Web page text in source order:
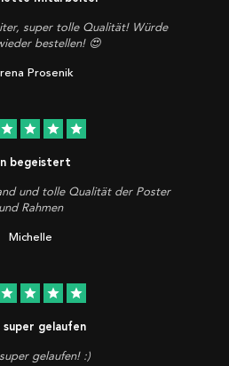
super tolle Qualität! Würde
bestellen! 😍
Prosenik
star star star star
begeistert
und tolle Qualität der Poster
und Rahmen
Michelle
star star star star
super gelaufen
gelaufen! :)